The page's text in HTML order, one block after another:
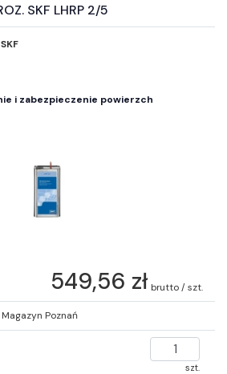
SKF LHRP 2/5
i zabezpieczenie powierzch
549,56 zł brutto / szt.
Magazyn Poznań
szt.